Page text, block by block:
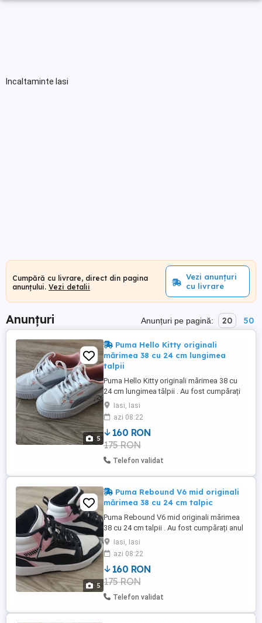
Incaltaminte Iasi
Cumpără cu livrare, direct din pagina
anunțului. Vezi detalii
Vezi anunțuri
cu livrare
Anunțuri Anunțuri pe pagină: 20 50
5
Puma Hello Kitty originali
mărimea 38 cu 24 cm lungimea
talpii
Puma Hello Kitty originali mărimea 38 cu
24 cm lungimea tălpii . Au fost cumpărați
din Italia anul trecut și au fost purtați o
singura data. Anul asta au rămas mici .
Iasi, Iasi
azi 08:22
160 RON
175 RON
Telefon validat
5
Puma Rebound V6 mid originali
mărimea 38 cu 24 cm talpic
Puma Rebound V6 mid originali mărimea
38 cu 24 cm talpii . Au fost cumpărați anul
trecut din Italia și purtați o singura dată.
Anul asta au rămas mici .
Iasi, Iasi
azi 08:22
160 RON
175 RON
Telefon validat